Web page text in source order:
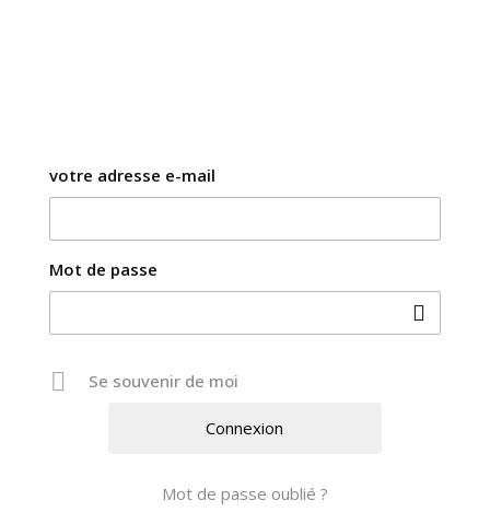
votre adresse e-mail
Mot de passe
Se souvenir de moi
Mot de passe oublié ?